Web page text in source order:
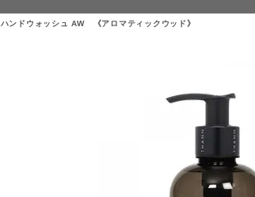
ハンドウォッシュ AW 《アロマティックウッド》